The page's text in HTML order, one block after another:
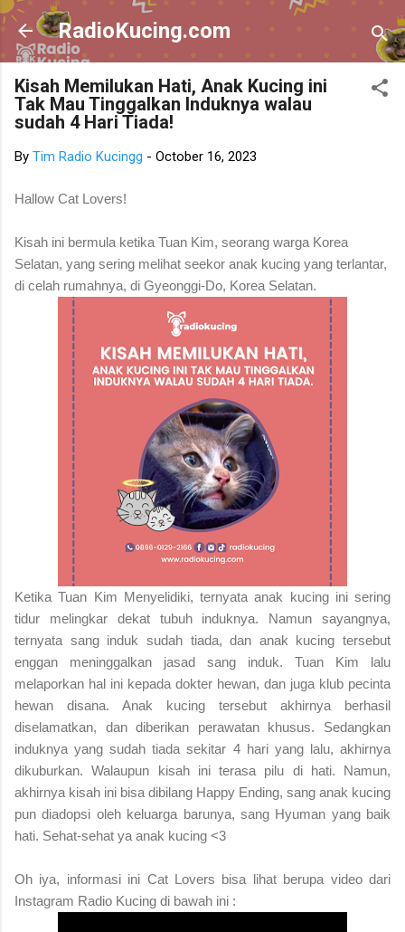
Skip to main content
RadioKucing.com
Kisah Memilukan Hati, Anak Kucing ini
Tak Mau Tinggalkan Induknya walau
sudah 4 Hari Tiada!
By Tim Radio Kucingg - October 16, 2023
Hallow Cat Lovers!
Kisah ini bermula ketika Tuan Kim, seorang warga Korea
Selatan, yang sering melihat seekor anak kucing yang terlantar,
di celah rumahnya, di Gyeonggi-Do, Korea Selatan.
Ketika Tuan Kim Menyelidiki, ternyata anak kucing ini sering
tidur melingkar dekat tubuh induknya. Namun sayangnya,
ternyata sang induk sudah tiada, dan anak kucing tersebut
enggan meninggalkan jasad sang induk. Tuan Kim lalu
melaporkan hal ini kepada dokter hewan, dan juga klub pecinta
hewan disana. Anak kucing tersebut akhirnya berhasil
diselamatkan, dan diberikan perawatan khusus. Sedangkan
induknya yang sudah tiada sekitar 4 hari yang lalu, akhirnya
dikuburkan. Walaupun kisah ini terasa pilu di hati. Namun,
akhirnya kisah ini bisa dibilang Happy Ending, sang anak kucing
pun diadopsi oleh keluarga barunya, sang Hyuman yang baik
hati. Sehat-sehat ya anak kucing <3
Oh iya, informasi ini Cat Lovers bisa lihat berupa video dari
Instagram Radio Kucing di bawah ini :